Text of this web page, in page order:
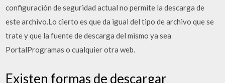
configuración de seguridad actual no permite la descarga de
este archivo.Lo cierto es que da igual del tipo de archivo que se
trate y que la fuente de descarga del mismo ya sea
PortalProgramas o cualquier otra web.
Existen formas de descargar